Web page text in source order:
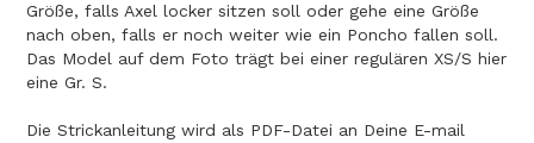
Größe, falls Axel locker sitzen soll oder gehe eine Größe
nach oben, falls er noch weiter wie ein Poncho fallen soll.
Das Model auf dem Foto trägt bei einer regulären XS/S hier
eine Gr. S.
Die Strickanleitung wird als PDF-Datei an Deine E-mail